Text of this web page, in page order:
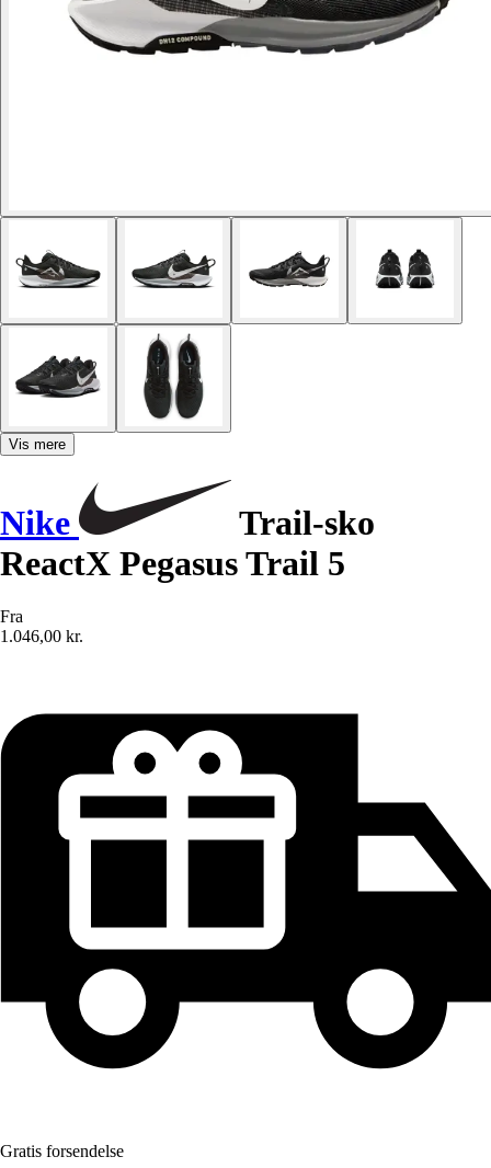
Vis mere
Nike
Trail-sko
ReactX Pegasus Trail 5
Fra
1.046,00 kr.
Gratis forsendelse